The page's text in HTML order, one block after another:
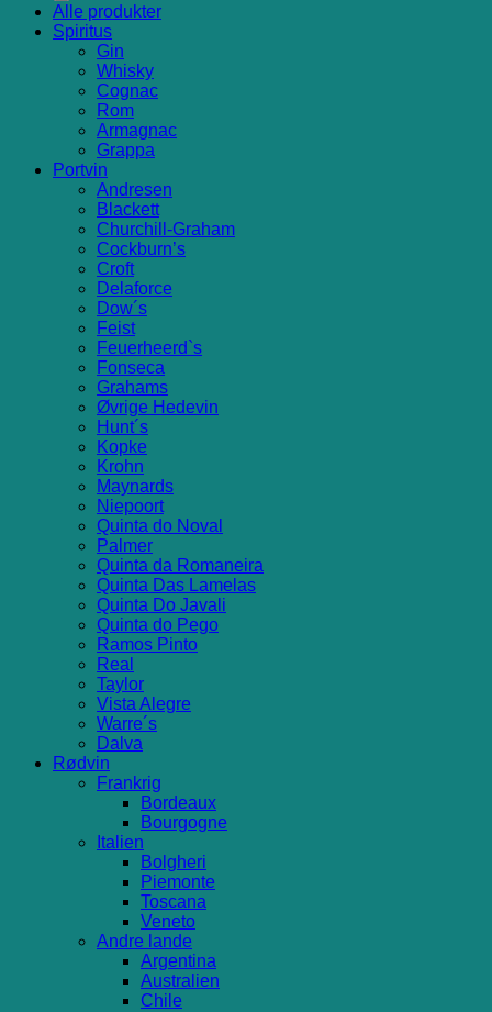
Alle produkter
Spiritus
Gin
Whisky
Cognac
Rom
Armagnac
Grappa
Portvin
Andresen
Blackett
Churchill-Graham
Cockburn’s
Croft
Delaforce
Dow´s
Feist
Feuerheerd`s
Fonseca
Grahams
Øvrige Hedevin
Hunt´s
Kopke
Krohn
Maynards
Niepoort
Quinta do Noval
Palmer
Quinta da Romaneira
Quinta Das Lamelas
Quinta Do Javali
Quinta do Pego
Ramos Pinto
Real
Taylor
Vista Alegre
Warre´s
Dalva
Rødvin
Frankrig
Bordeaux
Bourgogne
Italien
Bolgheri
Piemonte
Toscana
Veneto
Andre lande
Argentina
Australien
Chile